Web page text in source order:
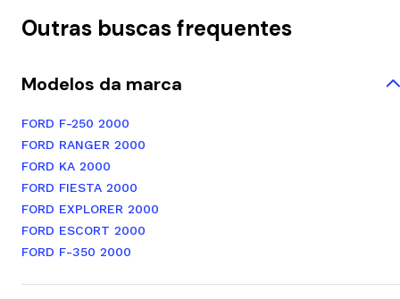
Outras buscas frequentes
Modelos da marca
FORD F-250 2000
FORD RANGER 2000
FORD KA 2000
FORD FIESTA 2000
FORD EXPLORER 2000
FORD ESCORT 2000
FORD F-350 2000